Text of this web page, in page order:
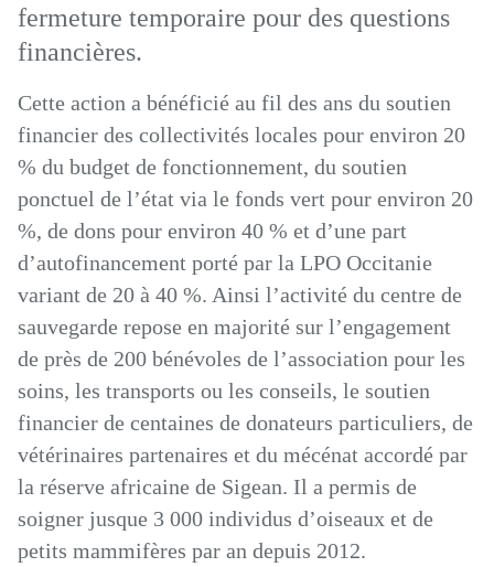
fermeture temporaire pour des questions
financières.
Cette action a bénéficié au fil des ans du soutien
financier des collectivités locales pour environ 20
% du budget de fonctionnement, du soutien
ponctuel de l’état via le fonds vert pour environ 20
%, de dons pour environ 40 % et d’une part
d’autofinancement porté par la LPO Occitanie
variant de 20 à 40 %. Ainsi l’activité du centre de
sauvegarde repose en majorité sur l’engagement
de près de 200 bénévoles de l’association pour les
soins, les transports ou les conseils, le soutien
financier de centaines de donateurs particuliers, de
vétérinaires partenaires et du mécénat accordé par
la réserve africaine de Sigean. Il a permis de
soigner jusque 3 000 individus d’oiseaux et de
petits mammifères par an depuis 2012.